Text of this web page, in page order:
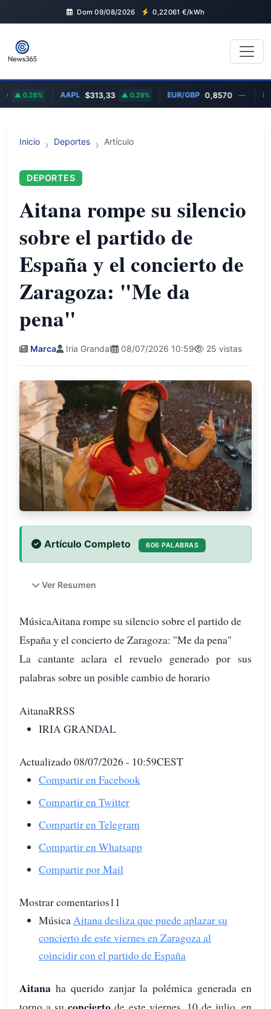
Dom 09/08/2026 0,22061 €/kWh
0.28% AAPL $313,33 0.29% EUR/GBP 0,8570 — MSFT
Inicio Deportes Artículo
DEPORTES
Aitana rompe su silencio
sobre el partido de
España y el concierto de
Zaragoza: "Me da
pena"
Marca Iria Grandal 08/07/2026 10:59 25 vistas
Artículo Completo 606 PALABRAS
Ver Resumen
MúsicaAitana rompe su silencio sobre el partido de
España y el concierto de Zaragoza: "Me da pena"
La cantante aclara el revuelo generado por sus
palabras sobre un posible cambio de horario
AitanaRRSS
IRIA GRANDAL
Actualizado 08/07/2026 - 10:59CEST
Compartir en Facebook
Compartir en Twitter
Compartir en Telegram
Compartir en Whatsapp
Compartir por Mail
Mostrar comentarios11
MúsicaAitana desliza que puede aplazar su
concierto de este viernes en Zaragoza al
coincidir con el partido de España
Aitana ha querido zanjar la polémica generada en